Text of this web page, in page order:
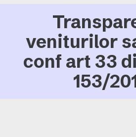
veniturilor
conf art 33
153/